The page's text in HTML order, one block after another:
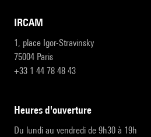
IRCAM
1, place Igor-Stravinsky
75004 Paris
+33 1 44 78 48 43
heures d'ouverture
Du lundi au vendredi de 9h30 à 19h